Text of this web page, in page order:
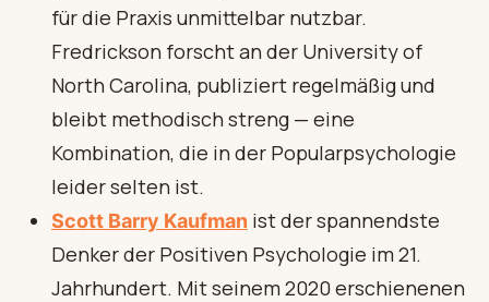
für die Praxis unmittelbar nutzbar.
Fredrickson forscht an der University of
North Carolina, publiziert regelmäßig und
bleibt methodisch streng — eine
Kombination, die in der Popularpsychologie
leider selten ist.
Scott Barry Kaufman ist der spannendste
Denker der Positiven Psychologie im 21.
Jahrhundert. Mit seinem 2020 erschienenen